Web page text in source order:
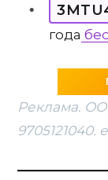
года
Реклама.
9705121040.